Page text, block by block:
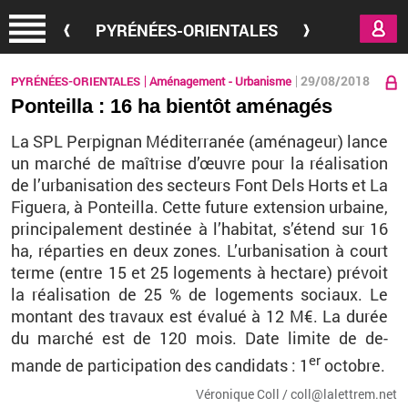
PYRÉNÉES-ORIENTALES
PYRÉNÉES-ORIENTALES Aménagement - Urbanisme 29/08/2018
Ponteilla : 16 ha bientôt aménagés
La SPL Per­pi­gnan Mé­di­ter­ra­née (amé­na­geur) lance
un mar­ché de maî­trise d’œuvre pour la réa­li­sa­tion
de l’ur­ba­ni­sa­tion des sec­teurs Font Dels Horts et La
Fi­guera, à Pon­teilla. Cette fu­ture ex­ten­sion ur­baine,
prin­ci­pa­le­ment des­ti­née à l’ha­bi­tat, s’étend sur 16
ha, ré­par­ties en deux zones. L’ur­ba­ni­sa­tion à court
terme (entre 15 et 25 lo­ge­ments à hec­tare) pré­voit
la réa­li­sa­tion de 25 % de lo­ge­ments so­ciaux. Le
mon­tant des tra­vaux est éva­lué à 12 M€. La durée
du mar­ché est de 120 mois. Date li­mite de de­
mande de par­ti­ci­pa­tion des can­di­dats : 1 er oc­tobre.
Vé­ro­nique Coll / coll@​la­let­trem.​net